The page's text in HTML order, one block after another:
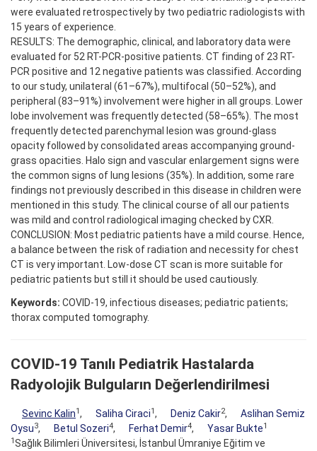
were evaluated retrospectively by two pediatric radiologists with
15 years of experience.
RESULTS: The demographic, clinical, and laboratory data were
evaluated for 52 RT-PCR-positive patients. CT finding of 23 RT-
PCR positive and 12 negative patients was classified. According
to our study, unilateral (61–67%), multifocal (50–52%), and
peripheral (83–91%) involvement were higher in all groups. Lower
lobe involvement was frequently detected (58–65%). The most
frequently detected parenchymal lesion was ground-glass
opacity followed by consolidated areas accompanying ground-
grass opacities. Halo sign and vascular enlargement signs were
the common signs of lung lesions (35%). In addition, some rare
findings not previously described in this disease in children were
mentioned in this study. The clinical course of all our patients
was mild and control radiological imaging checked by CXR.
CONCLUSION: Most pediatric patients have a mild course. Hence,
a balance between the risk of radiation and necessity for chest
CT is very important. Low-dose CT scan is more suitable for
pediatric patients but still it should be used cautiously.
Keywords: COVID-19, infectious diseases; pediatric patients;
thorax computed tomography.
COVID-19 Tanılı Pediatrik Hastalarda
Radyolojik Bulguların Değerlendirilmesi
Sevinc Kalin1, Saliha Ciraci1, Deniz Cakir2,
Aslihan Semiz
Oysu3, Betul Sozeri4, Ferhat Demir4, Yasar Bukte1
1Sağlık Bilimleri Üniversitesi, İstanbul Ümraniye Eğitim ve